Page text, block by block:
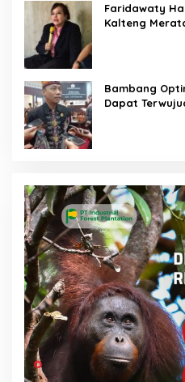
Faridawaty
Kalteng
Bambang
Dapat